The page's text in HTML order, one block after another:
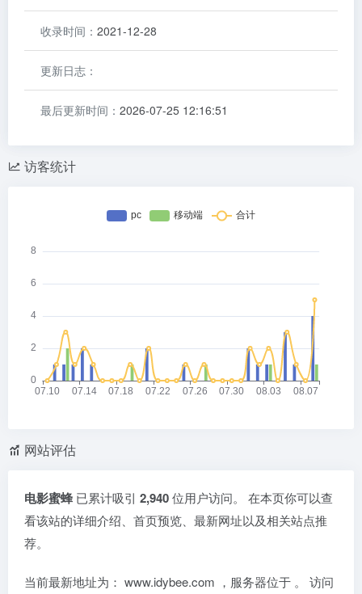
收录时间： 2021-12-28
更新日志：
最后更新时间： 2026-07-25 12:16:51
访客统计
网站评估
电影蜜蜂 已累计吸引 2,940位用户访问。 在本页你可以查
看该站的详细介绍、首页预览、最新网址以及相关站点推
荐。
当前最新地址为： www.idybee.com ，服务器位于 。 访问